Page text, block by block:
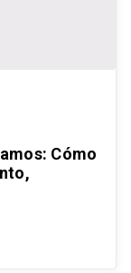
Cómo